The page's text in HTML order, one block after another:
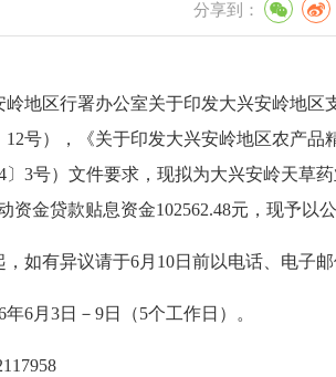
分享到：
岭地区行署办公室关于印发大兴安岭地区
12号），《关于印发大兴安岭地区农产
〕3号）文件要求，现拟为大兴安岭天草
资金贷款贴息资金102562.48元，现予以公
，如有异议请于6月10日前以电话、电子
6月3日－9日（5个工作日）。